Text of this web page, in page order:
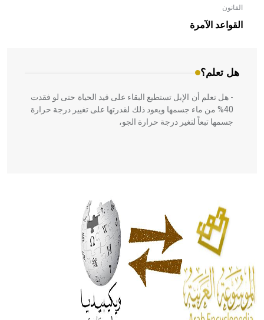
القانون
القواعد الآمرة
هل تعلم؟
- هل تعلم أن الأبلق نوع من الفنون الهندسية التي ارتبطت
بالعمارة الإسلامية في بلاد الشام ومصر خاصة، حيث يحرص
المعمار على بناء مداميكه وخاصة في الواجهات
- هل تعلم أن الإبل تستطيع البقاء على قيد الحياة حتى لو فقدت
40% من ماء جسمها ويعود ذلك لقدرتها على تغيير درجة حرارة
جسمها تبعاً لتغير درجة حرارة الجو،
الحكم، الأدلة، تنظيم التغذية، ورسالته في جروح الرأس. ويعود
له الفضل بأنه حرر الطب من الدين والفلسفة.
- هل تعلم أن المرجان إفراز حيواني يتكون في البحر ويتركب
من مادة كربونات الكلسيوم، وهو أحمر أو شديد الحمرة وهو
أجود أنواعه، ويمتاز بكبر الحجم ويسمى الش